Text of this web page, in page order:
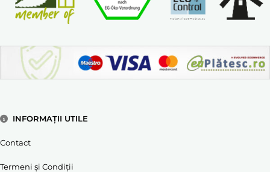
INFORMAȚII UTILE
Contact
Termeni și Condiții